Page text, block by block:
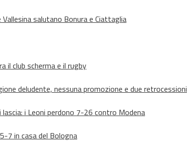
salutano Bonura e Ciattaglia
il club scherma e il rugby
deludente, nessuna promozione e due retrocessioni
lascia: i Leoni perdono 7-26 contro Modena
7 in casa del Bologna